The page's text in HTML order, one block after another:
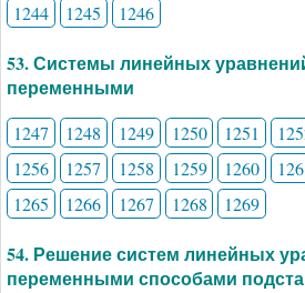
1244
1245 1246
53. Системы линейных
переменными
1247 1248 1249 1250 1251
1256
1257 1258 1259 1260
1265
1266 1267 1268 1269
54. Решение систем линейных
переменными способами